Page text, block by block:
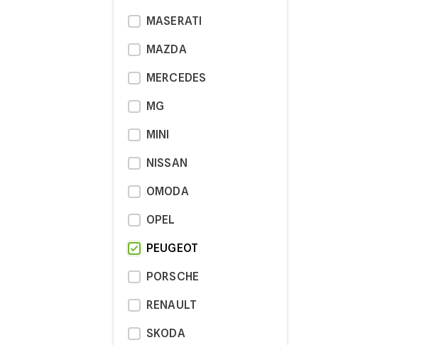
MASERATI
MAZDA
MERCEDES
MG
MINI
NISSAN
OMODA
OPEL
PEUGEOT
PORSCHE
RENAULT
SKODA